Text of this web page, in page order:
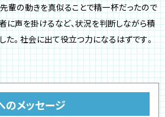
輩の動きを真似ることで精一杯だったので
に声を掛けるなど、状況を判断しながら積
た。社会に出て役立つ力になるはずです。
のメッセージ